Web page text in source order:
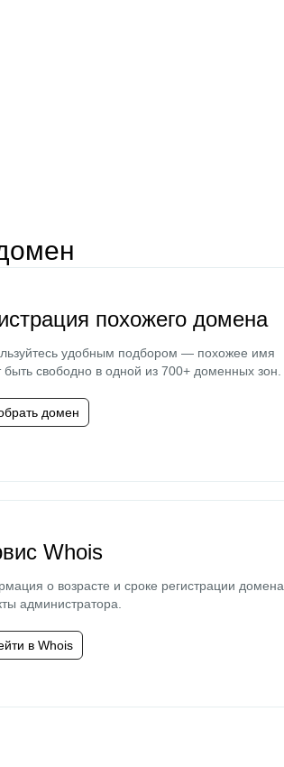
похожего домена
удобным подбором — похожее имя
быть свободно в одной из 700+ доменных зон.
домен
Whois
о возрасте и сроке регистрации домена,
администратора.
в Whois